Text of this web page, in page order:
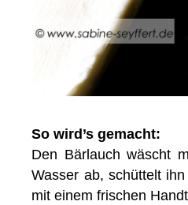
So wird’s gemacht:
Den Bärlauch wäscht
Wasser ab, schüttelt
mit einem frischen